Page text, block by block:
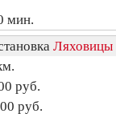
мин.
Ляховицы
руб.
руб.